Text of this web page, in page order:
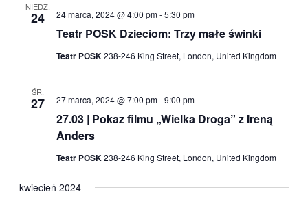
NIEDZ.
24
Teatr POSK Dzieciom: Trzy małe świnki
24 marca, 2024 @ 4:00 pm-5:30 pm
Teatr POSK238-246 King Street, London, United Kingdom
ŚR.
27
27.03 | Pokaz filmu „Wielka Droga” z Ireną
Anders
27 marca, 2024 @ 7:00 pm-9:00 pm
Teatr POSK238-246 King Street, London, United Kingdom
kwiecień 2024